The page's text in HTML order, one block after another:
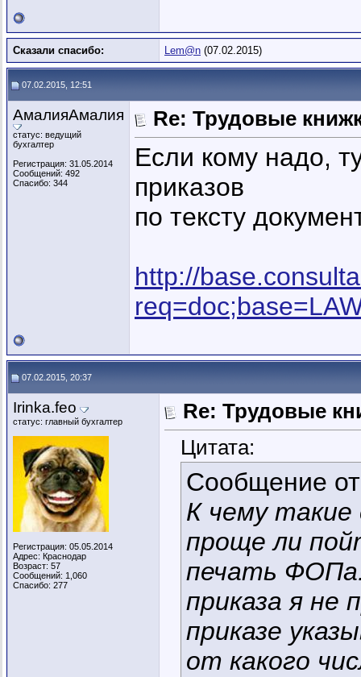
Сказали спасибо: Lem@n (07.02.2015)
07.02.2015, 12:51
АмалияАмалия
статус: ведущий
бухгалтер
Регистрация: 31.05.2014
Сообщений: 492
Спасибо: 344
Re: Трудовые
Если кому надо,
приказов
по тексту
http://
07.02.2015, 20:37
Irinka.feo
статус: главный бухгалтер
Регистрация: 05.05.2014
Адрес: Краснодар
Возраст: 57
Сообщений: 1,060
Спасибо: 277
Re: Трудовые
Цитата:
Сообщение
К чему
проще ли
печать
приказа я не
приказе
от какого